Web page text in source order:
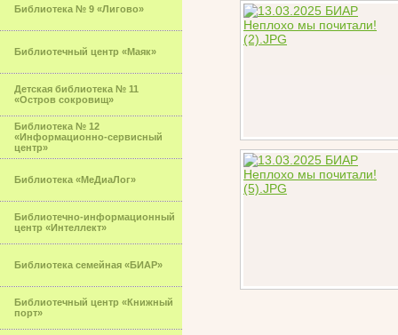
Библиотека № 9 «Лигово»
Библиотечный центр «Маяк»
Детская библиотека № 11
«Остров сокровищ»
Библиотека № 12
«Информационно-сервисный
центр»
Библиотека «МеДиаЛог»
Библиотечно-информационный
центр «Интеллект»
Библиотека семейная «БИАР»
Библиотечный центр «Книжный
порт»